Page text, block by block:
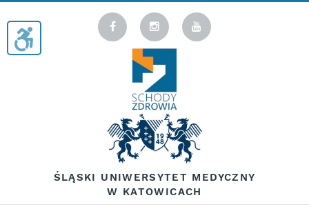
ŚLĄSKI UNIWERSYTET MEDYCZNY
W KATOWICACH